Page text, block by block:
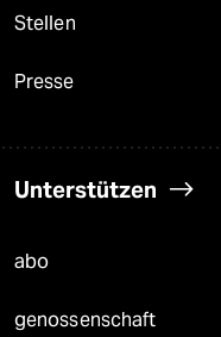
Stellen
Presse
Unterstützen
abo
genossenschaft